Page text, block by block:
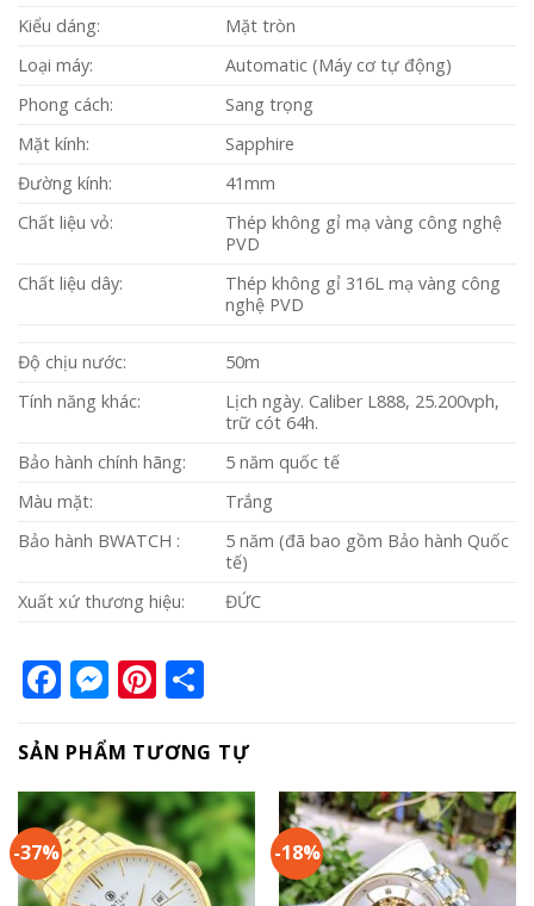
Kiểu dáng:
Mặt tròn
Loại máy:
Automatic (Máy cơ tự động)
Phong cách:
Sang trọng
Mặt kính:
Sapphire
Đường kính:
41mm
Chất liệu vỏ:
Thép không gỉ mạ vàng công nghệ
PVD
Chất liệu dây:
Thép không gỉ 316L mạ vàng công
nghệ PVD
Độ chịu nước:
50m
Tính năng khác:
Lịch ngày. Caliber L888, 25.200vph,
trữ cót 64h.
Bảo hành chính hãng:
5 năm quốc tế
Màu mặt:
Trắng
Bảo hành BWATCH :
5 năm (đã bao gồm Bảo hành Quốc
tế)
Xuất xứ thương hiệu:
ĐỨC
Facebook
Messenger
Pinterest
SẢN PHẨM TƯƠNG TỰ
-37% -18%